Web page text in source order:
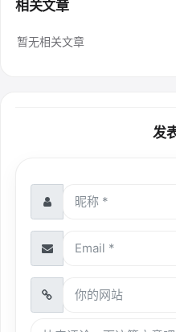
相关文章
暂无相关文章
发